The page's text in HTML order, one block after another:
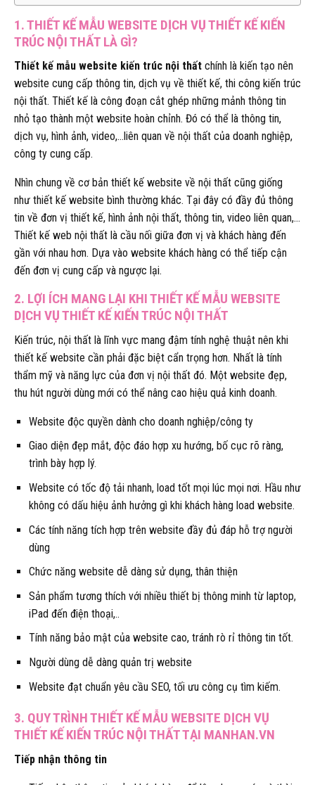
1. THIẾT KẾ MẪU WEBSITE DỊCH VỤ THIẾT KẾ KIẾN
TRÚC NỘI THẤT LÀ GÌ?
Thiết kế mẫu website kiến trúc nội thất chính là kiến tạo nên
website cung cấp thông tin, dịch vụ về thiết kế, thi công kiến trúc
nội thất. Thiết kế là công đoạn cắt ghép những mảnh thông tin
nhỏ tạo thành một website hoàn chỉnh. Đó có thể là thông tin,
dịch vụ, hình ảnh, video,…liên quan về nội thất của doanh nghiệp,
công ty cung cấp.
Nhìn chung về cơ bản thiết kế website về nội thất cũng giống
như thiết kế website bình thường khác. Tại đây có đầy đủ thông
tin về đơn vị thiết kế, hình ảnh nội thất, thông tin, video liên quan,…
Thiết kế web nội thất là cầu nối giữa đơn vị và khách hàng đến
gần với nhau hơn. Dựa vào website khách hàng có thể tiếp cận
đến đơn vị cung cấp và ngược lại.
2. LỢI ÍCH MANG LẠI KHI THIẾT KẾ MẪU WEBSITE
DỊCH VỤ THIẾT KẾ KIẾN TRÚC NỘI THẤT
Kiến trúc, nội thất là lĩnh vực mang đậm tính nghệ thuật nên khi
thiết kế website cần phải đặc biệt cẩn trọng hơn. Nhất là tính
thẩm mỹ và năng lực của đơn vị nội thất đó. Một website đẹp,
thu hút người dùng mới có thể nâng cao hiệu quả kinh doanh.
Website độc quyền dành cho doanh nghiệp/công ty
Giao diện đẹp mắt, độc đáo hợp xu hướng, bố cục rõ ràng,
trình bày hợp lý.
Website có tốc độ tải nhanh, load tốt mọi lúc mọi nơi. Hầu như
không có dấu hiệu ảnh hưởng gì khi khách hàng load website.
Các tính năng tích hợp trên website đầy đủ đáp hỗ trợ người
dùng
Chức năng website dễ dàng sử dụng, thân thiện
Sản phẩm tương thích với nhiều thiết bị thông minh từ laptop,
iPad đến điện thoại,..
Tính năng bảo mật của website cao, tránh rò rỉ thông tin tốt.
Người dùng dễ dàng quản trị website
Website đạt chuẩn yêu cầu SEO, tối ưu công cụ tìm kiếm.
3. QUY TRÌNH THIẾT KẾ MẪU WEBSITE DỊCH VỤ
THIẾT KẾ KIẾN TRÚC NỘI THẤT TẠI MANHAN.VN
Tiếp nhận thông tin